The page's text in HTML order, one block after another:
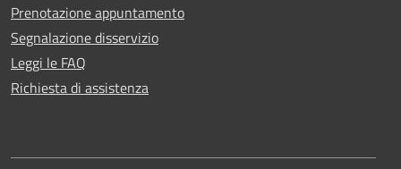
Prenotazione appuntamento
Segnalazione disservizio
Leggi le FAQ
Richiesta di assistenza